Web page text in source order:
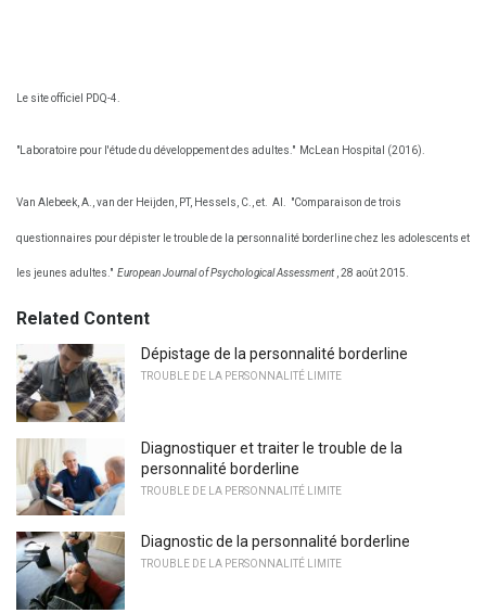
Le site officiel PDQ-4.
"Laboratoire pour l'étude du développement des adultes." McLean Hospital (2016).
Van Alebeek, A., van der Heijden, PT, Hessels, C., et. Al. "Comparaison de trois
questionnaires pour dépister le trouble de la personnalité borderline chez les adolescents et
les jeunes adultes." European Journal of Psychological Assessment, 28 août 2015.
Related Content
Dépistage de la personnalité borderline
TROUBLE DE LA PERSONNALITÉ LIMITE
Diagnostiquer et traiter le trouble de la
personnalité borderline
TROUBLE DE LA PERSONNALITÉ LIMITE
Diagnostic de la personnalité borderline
TROUBLE DE LA PERSONNALITÉ LIMITE